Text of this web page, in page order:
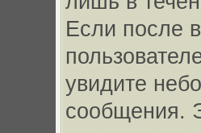
Если после
увидите
сообщения.